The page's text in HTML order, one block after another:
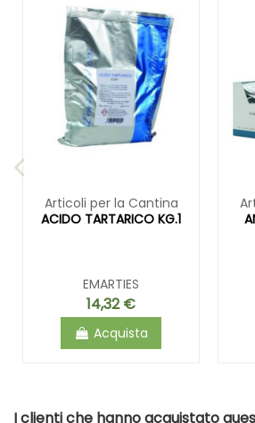
Articoli per la Cantina
ACIDO TARTARICO KG.1
EMARTIES
14,32 €
Acquista
I clienti che hanno acquistato